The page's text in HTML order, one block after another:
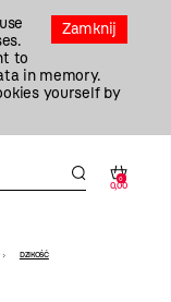
Zamknij
to
in memory.
yourself by
0
0,00
DZIKOŚĆ